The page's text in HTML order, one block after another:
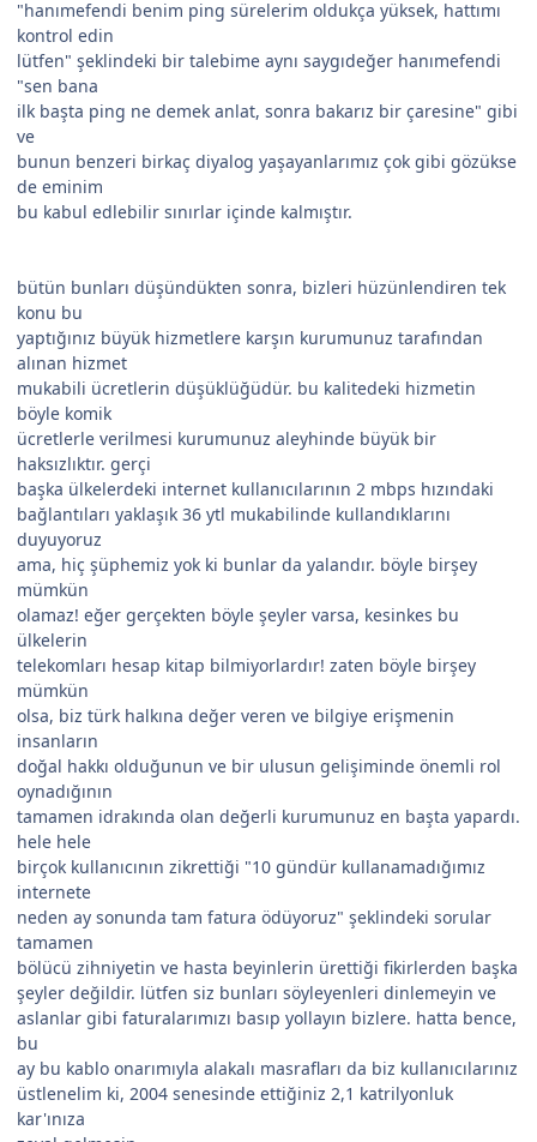
"hanımefendi benim ping sürelerim oldukça yüksek, hattımı
kontrol edin
lütfen" şeklindeki bir talebime aynı saygıdeğer hanımefendi
"sen bana
ilk başta ping ne demek anlat, sonra bakarız bir çaresine" gibi
ve
bunun benzeri birkaç diyalog yaşayanlarımız çok gibi gözükse
de eminim
bu kabul edlebilir sınırlar içinde kalmıştır.
bütün bunları düşündükten sonra, bizleri hüzünlendiren tek
konu bu
yaptığınız büyük hizmetlere karşın kurumunuz tarafından
alınan hizmet
mukabili ücretlerin düşüklüğüdür. bu kalitedeki hizmetin
böyle komik
ücretlerle verilmesi kurumunuz aleyhinde büyük bir
haksızlıktır. gerçi
başka ülkelerdeki internet kullanıcılarının 2 mbps hızındaki
bağlantıları yaklaşık 36 ytl mukabilinde kullandıklarını
duyuyoruz
ama, hiç şüphemiz yok ki bunlar da yalandır. böyle birşey
mümkün
olamaz! eğer gerçekten böyle şeyler varsa, kesinkes bu
ülkelerin
telekomları hesap kitap bilmiyorlardır! zaten böyle birşey
mümkün
olsa, biz türk halkına değer veren ve bilgiye erişmenin
insanların
doğal hakkı olduğunun ve bir ulusun gelişiminde önemli rol
oynadığının
tamamen idrakında olan değerli kurumunuz en başta yapardı.
hele hele
birçok kullanıcının zikrettiği "10 gündür kullanamadığımız
internete
neden ay sonunda tam fatura ödüyoruz" şeklindeki sorular
tamamen
bölücü zihniyetin ve hasta beyinlerin ürettiği fikirlerden başka
şeyler değildir. lütfen siz bunları söyleyenleri dinlemeyin ve
aslanlar gibi faturalarımızı basıp yollayın bizlere. hatta bence,
bu
ay bu kablo onarımıyla alakalı masrafları da biz kullanıcılarınız
üstlenelim ki, 2004 senesinde ettiğiniz 2,1 katrilyonluk
kar'ınıza